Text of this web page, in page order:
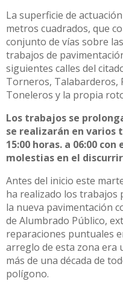
La superficie de
metros cuadrados, que
conjunto de vías sobre
trabajos de
siguientes calles del
Torneros, Talabarderos,
Toneleros y la propia
Los trabajos se
se realizarán en varios
15:00 horas. a 06:00
molestias en el
Antes del inicio este
ha realizado los trabajos
la nueva pavimentación
de Alumbrado Público,
reparaciones puntuales
arreglo de esta zona era
más de una década de
polígono.